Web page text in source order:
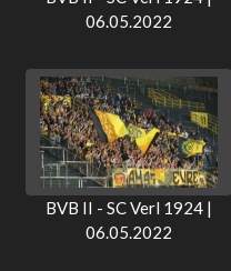
06.05.2022
BVB II - SC Verl 1924 |
06.05.2022